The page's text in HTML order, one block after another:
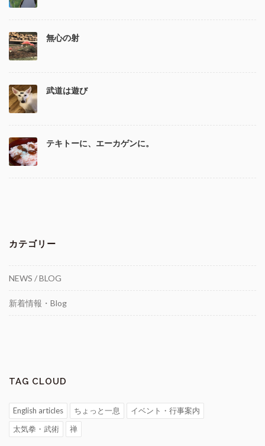
無心の射
武道は遊び
テキトーに、エーカゲンに。
カテゴリー
NEWS / BLOG
新着情報・Blog
TAG CLOUD
English articles ちょっと一息
イベント・行事案内
太気拳・武術
禅